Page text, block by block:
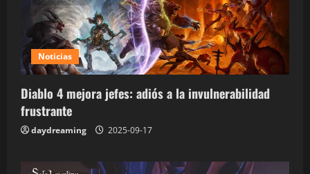
Noticias
Diablo 4 mejora jefes: adiós a la invulnerabilidad
frustrante
daydreaming 2025-09-17